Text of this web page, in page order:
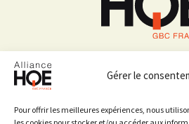
Gérer le
Pour offrir les meilleures expériences, nous
75016 PARIS